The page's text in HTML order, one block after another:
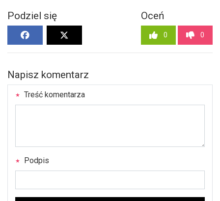
Podziel się Oceń
0 0
Napisz komentarz
Treść komentarza
Podpis